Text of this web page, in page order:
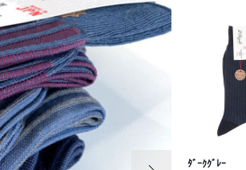
ﾀﾞｰｸｸﾞﾚｰ